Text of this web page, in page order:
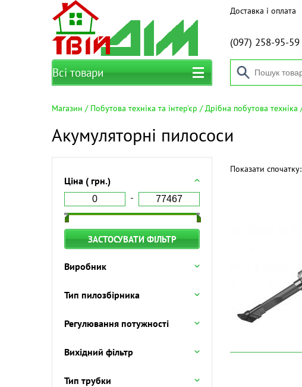
Доставка і оплата
(097) 258-95-59
Всі товари
Магазин Побутова техніка та інтер'єр Дрібна побутова техніка
Акумуляторні пилососи
Ціна ( грн.)
ЗАСТОСУВАТИ ФІЛЬТР
Виробник
Тип пилозбірника
Регулювання потужності
Вихідний фільтр
Тип трубки
Показати спочатку: